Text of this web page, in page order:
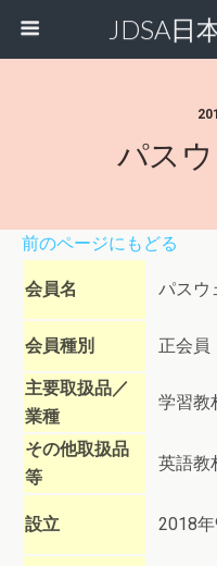
JDSA日
パスウ
前のページにもどる
会員名 パスウ
会員種別 正会員
主要取扱品／
業種
学習教
その他取扱品
等
英語教
設立 2018年